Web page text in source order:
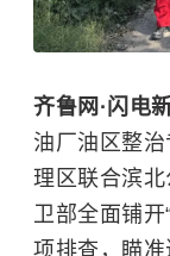
齐鲁网·闪电
油厂油区整
理区联合滨
卫部全面铺开
项排查，瞄